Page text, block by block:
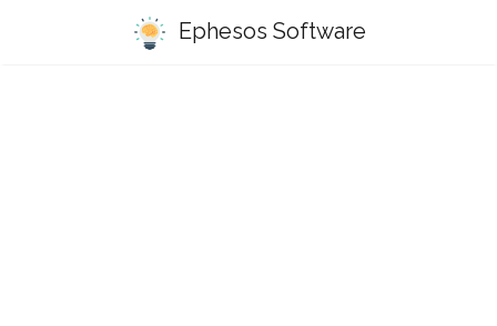
Ephesos Software